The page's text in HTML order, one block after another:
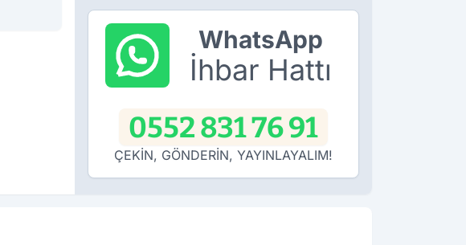
WhatsApp
İhbar Hattı
0552 831 76 91
ÇEKİN, GÖNDERİN, YAYINLAYALIM!